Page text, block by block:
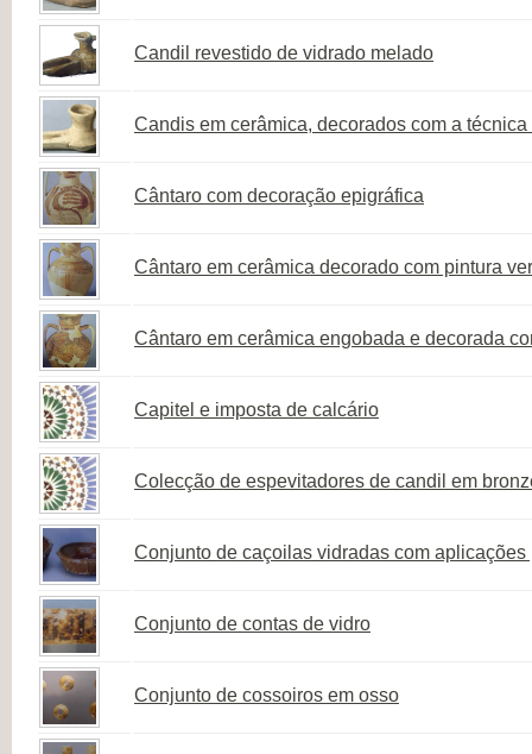
Candil revestido de vidrado melado
Candis em cerâmica, decorados com a
Cântaro com decoração epigráfica
Cântaro em cerâmica decorado com pintura
Cântaro em cerâmica engobada e decorada
Capitel e imposta de calcário
Colecção de espevitadores de candil em
Conjunto de caçoilas vidradas com aplicações
Conjunto de contas de vidro
Conjunto de cossoiros em osso